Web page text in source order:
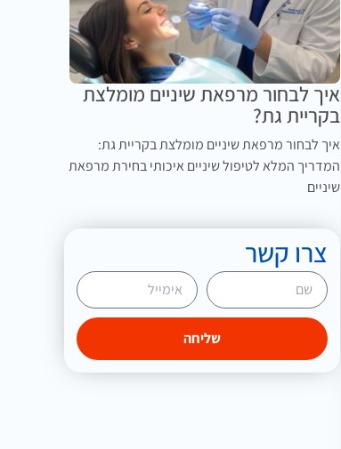
איך לבחור מרפאת שיניים מומלצת
בקריית גת?
איך לבחור מרפאת שיניים מומלצת בקריית גת:
המדריך המלא לטיפול שיניים איכותי בחירת מרפאת
שיניים
צרו קשר
שליחה